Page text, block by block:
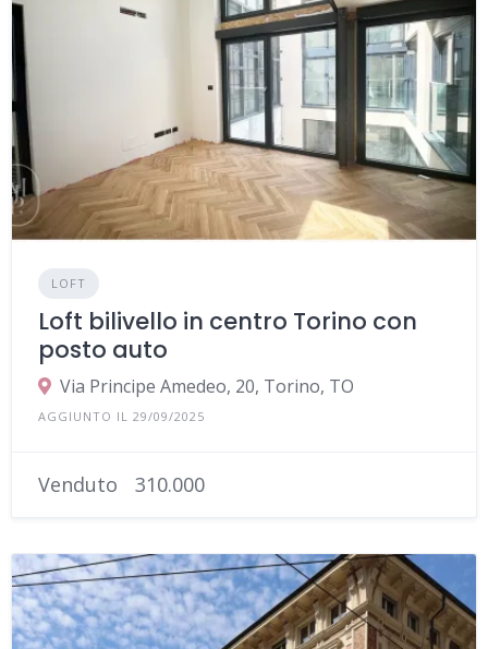
LOFT
Loft bilivello in centro Torino con
posto auto
Via Principe Amedeo, 20, Torino, TO
AGGIUNTO IL 29/09/2025
Venduto 310.000